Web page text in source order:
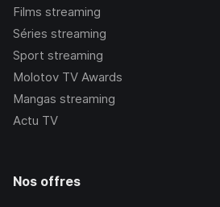
Films streaming
Séries streaming
Sport streaming
Molotov TV Awards
Mangas streaming
Actu TV
Nos offres